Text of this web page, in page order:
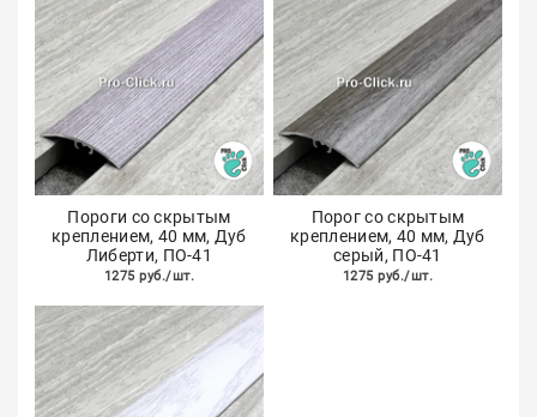
Пороги со скрытым
креплением, 40 мм, Дуб
Либерти, ПО-41
1275 руб./шт.
Порог со скрытым
креплением, 40 мм, Дуб
серый, ПО-41
1275 руб./шт.